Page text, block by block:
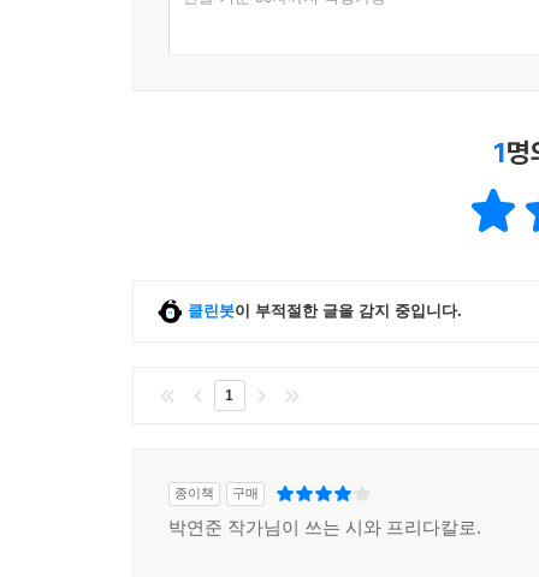
1명
클린봇이 부적절한 글을 감지 중입니다.
1
종이책 구매
박연준 작가님이 쓰는 시와 프리다칼로.